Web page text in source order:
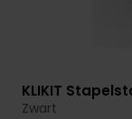
Bekijk
KLIKIT
Zwart